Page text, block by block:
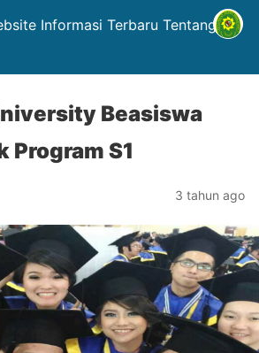
Informasi Terbaru Tentang Hp
Beasiswa
Program S1
3 tahun ago